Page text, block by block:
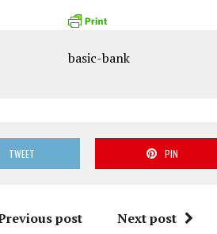
TWEET PIN
post Next post